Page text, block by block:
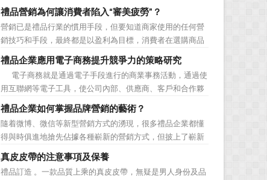
相應的分類，了解不同類型客戶的貢獻度，從而有的放矢的
制定相應的營銷對策，而這需要對於客戶研究方面更多地投
入，這不僅是銷售環節的事，也需要營銷管理策略的整體支
持。具體來說，有以下...
禮品營銷為何讓消費者陷入“審美疲勞”？
營銷已是禮品行業的慣用手段，但要知道商家使用的任何營
銷技巧和手段，最終都是以盈利為目標，消費者在選購商品
時最為關注的便是如何利用最低的費用購買到最超值的貨
品。在禮品公司使用常規的營銷方式的同時，消費者也不免
走陷入了“審美疲勞”。 編者總結了最讓消費者對禮品行
業營銷產生免疫...
禮品企業應用電子商務提升競爭力的策略研究
電子商務就是通過電子手段進行的商業事務活動，通過使
用互聯網等電子工具，使公司內部、供應商、客戶和合作夥
伴之間，利用電子業務共享信息，實現企業間業務流程的電
子化，配合企業內部的電子化生產管理系統，提高企業的生
產、庫存、流通和資金等各個環節的效率。它具有結構性、
動態性、社...
禮品企業如何掌握品牌營銷的藝術？
隨着微博、微信等新型營銷方式的湧現，很多禮品企業都懂
得與時俱進地搶先佔據各種嶄新的營銷方式，但披上了嶄新
的營銷軀殼，卻沒有掌握營銷的靈魂。要知道，營銷真正的
價值不是將品牌鋪設到消費者眼前，而是將品牌印到消費者
心裡 與消費者的心理距離的拉近，並不是一朝一夕的事
真皮皮帶的注意事項及保養
禮品訂造 。一款品質上乘的真皮皮帶，無疑是男人身份及品